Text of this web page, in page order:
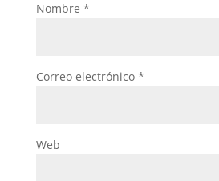
Nombre *
Correo electrónico *
Web